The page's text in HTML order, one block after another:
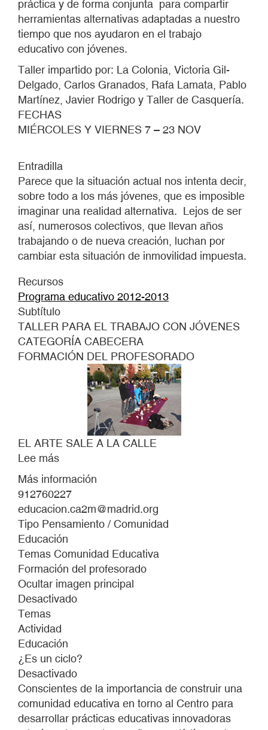
práctica y de forma conjunta para compartir
herramientas alternativas adaptadas a nuestro
tiempo que nos ayudaron en el trabajo
educativo con jóvenes.
Taller impartido por: La Colonia, Victoria Gil-
Delgado, Carlos Granados, Rafa Lamata, Pablo
Martínez, Javier Rodrigo y Taller de Casquería.
FECHAS
MIÉRCOLES Y VIERNES 7 – 23 NOV
Entradilla
Parece que la situación actual nos intenta decir,
sobre todo a los más jóvenes, que es imposible
imaginar una realidad alternativa. Lejos de ser
así, numerosos colectivos, que llevan años
trabajando o de nueva creación, luchan por
cambiar esta situación de inmovilidad impuesta.
Recursos
Programa educativo 2012-2013
Subtítulo
TALLER PARA EL TRABAJO CON JÓVENES
CATEGORÍA CABECERA
FORMACIÓN DEL PROFESORADO
EL ARTE SALE A LA CALLE
Lee más
ARTE
SALE
LA
CALLE
Más información
912760227
educacion.ca2m@madrid.org
Tipo Pensamiento / Comunidad
Educación
Temas Comunidad Educativa
Formación del profesorado
Ocultar imagen principal
Desactivado
Temas
Actividad
Educación
¿Es un ciclo?
Desactivado
Conscientes de la importancia de construir una
comunidad educativa en torno al Centro para
desarrollar prácticas educativas innovadoras